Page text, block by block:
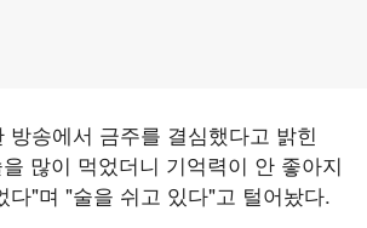
방송에서 금주를 결심했다고 밝힌
많이 먹었더니 기억력이 안 좋아지
다"며 "술을 쉬고 있다"고 털어놨다.